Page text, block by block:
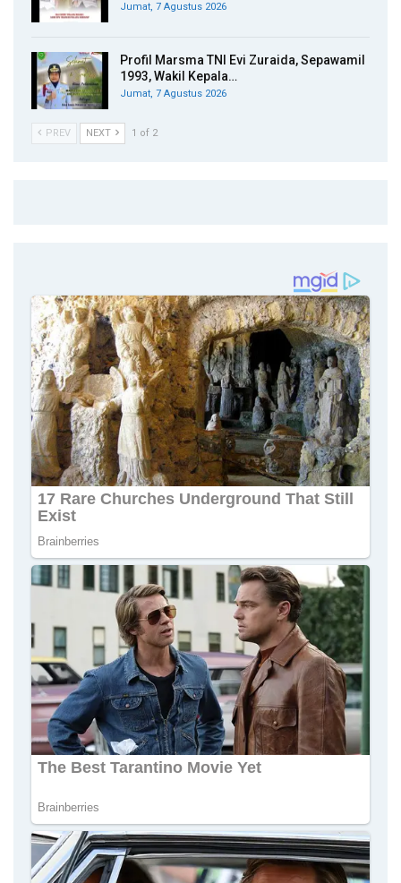
Jumat, 7 Agustus 2026
Profil Marsma TNI Evi Zuraida, Sepawamil
1993, Wakil Kepala…
Jumat, 7 Agustus 2026
PREV NEXT 1 of 2